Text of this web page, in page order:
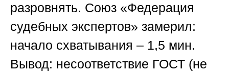
разровнять. Союз «Федерация
судебных экспертов» замерил:
начало схватывания – 1,5 мин.
Вывод: несоответствие ГОСТ (не